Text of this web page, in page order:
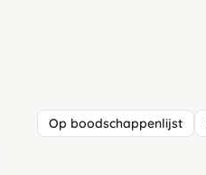
Op boodschappenlijst